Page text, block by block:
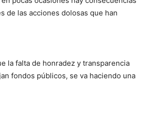
de las acciones dolosas que han
la falta de honradez y transparencia
fondos públicos, se va haciendo una